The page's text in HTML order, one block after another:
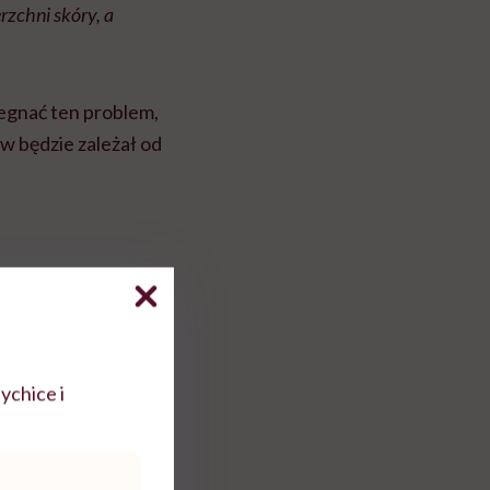
skóry, a
ten problem,
będzie zależał od
niego
i